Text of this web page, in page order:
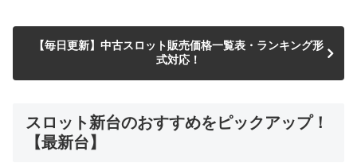
【毎日更新】中古スロット販売価格一覧表・ランキング形
式対応！
スロット新台のおすすめをピックアップ！
【最新台】